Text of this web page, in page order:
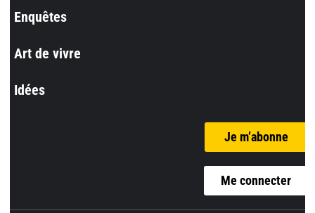
Enquêtes
Art de vivre
Idées
Je m’abonne
Me connecter